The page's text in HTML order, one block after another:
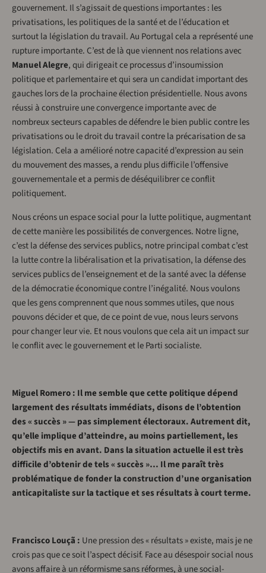
gouvernement. Il s’agissait de questions importantes : les
privatisations, les politiques de la santé et de l’éducation et
surtout la législation du travail. Au Portugal cela a représenté une
rupture importante. C’est de là que viennent nos relations avec
Manuel Alegre, qui dirigeait ce processus d’insoumission
politique et parlementaire et qui sera un candidat important des
gauches lors de la prochaine élection présidentielle. Nous avons
réussi à construire une convergence importante avec de
nombreux secteurs capables de défendre le bien public contre les
privatisations ou le droit du travail contre la précarisation de sa
législation. Cela a amélioré notre capacité d’expression au sein
du mouvement des masses, a rendu plus difficile l’offensive
gouvernementale et a permis de déséquilibrer ce conflit
politiquement.
Nous créons un espace social pour la lutte politique, augmentant
de cette manière les possibilités de convergences. Notre ligne,
c’est la défense des services publics, notre principal combat c’est
la lutte contre la libéralisation et la privatisation, la défense des
services publics de l’enseignement et de la santé avec la défense
de la démocratie économique contre l’inégalité. Nous voulons
que les gens comprennent que nous sommes utiles, que nous
pouvons décider et que, de ce point de vue, nous leurs servons
pour changer leur vie. Et nous voulons que cela ait un impact sur
le conflit avec le gouvernement et le Parti socialiste.
Miguel Romero : Il me semble que cette politique dépend
largement des résultats immédiats, disons de l’obtention
des « succès » — pas simplement électoraux. Autrement dit,
qu’elle implique d’atteindre, au moins partiellement, les
objectifs mis en avant. Dans la situation actuelle il est très
difficile d’obtenir de tels « succès »… Il me paraît très
problématique de fonder la construction d’une organisation
anticapitaliste sur la tactique et ses résultats à court terme.
Francisco Louçã : Une pression des « résultats » existe, mais je ne
crois pas que ce soit l’aspect décisif. Face au désespoir social nous
avons affaire à un réformisme sans réformes, à une social-